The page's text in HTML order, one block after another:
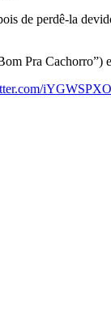
de perdê-la
Pra Cachorro”)